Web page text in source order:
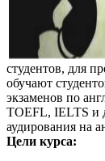
студентов, для
обучают
экзаменов по
TOEFL, IELTS и
аудирования на
Цели курса: